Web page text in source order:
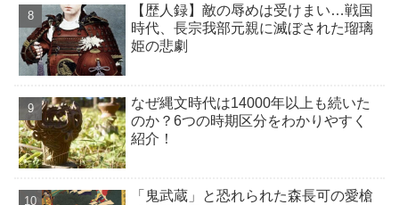
【歴人録】敵の辱めは受けまい…戦国
時代、長宗我部元親に滅ぼされた瑠璃
姫の悲劇
なぜ縄文時代は14000年以上も続いた
のか？6つの時期区分をわかりやすく
紹介！
「鬼武蔵」と恐れられた森長可の愛槍